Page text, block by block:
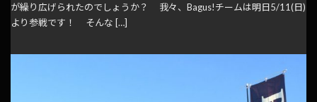
が繰り広げられたのでしょうか？ 我々、Bagus!チームは明日5/11(日)
より参戦です！ そんな […]